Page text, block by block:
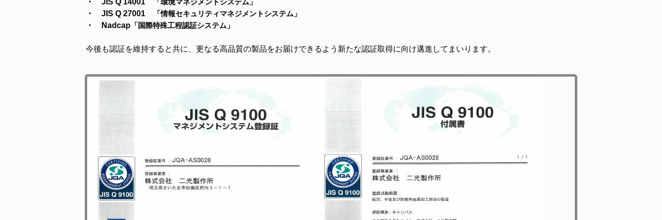
・ JIS Q 14001
「環境マネジメントシステム」
・ JIS Q 27001
「情報セキュリティマネジメントシステム」
・ Nadcap「国際特殊工程認証システム」
今後も認証を維持すると共に、更なる高品質の製品をお届けできるよう新たな認証取得に向け邁進してまいります。